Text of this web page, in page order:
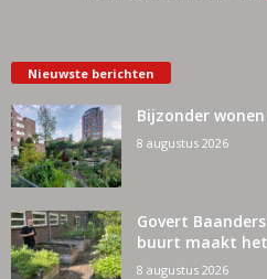
Nieuwste berichten
Bijzonder
8 augustus 2026
Govert
buurt maakt
8 augustus 2026